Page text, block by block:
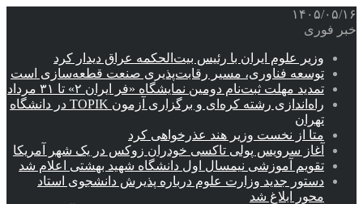
۱۴۰۵/۰۵/۱۶
خبر فوری
وزیر علوم ایران با رئیس بیت‌الحکمه عراق دیدار کرد
توسعه فناوری، مسیر رقابت‌پذیری صنعت قطعه‌سازی است
تمدید مهلت ثبت‌نام دومین نمایشگاه «فر ایران ۲» تا ۳۱ مرداد
راه‌اندازی رشته کره‌ای و برگزاری آزمون TOPIK در دانشگاه
تهران
متا از نخست وزیر هند عذرخواهی کرد
آغاز سرویس پولی تاکسی خودران زوکس در یک شهر آمریکا
تقویم آموزشی نیمسال اول دانشگاه شهید بهشتی اعلام شد
دستور جدید وزارت علوم درباره پذیرش دانشجوی استاد
محور ابلاغ شد